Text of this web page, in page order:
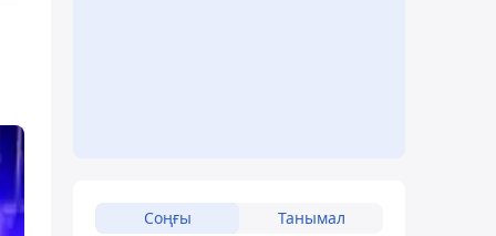
Соңғы Танымал